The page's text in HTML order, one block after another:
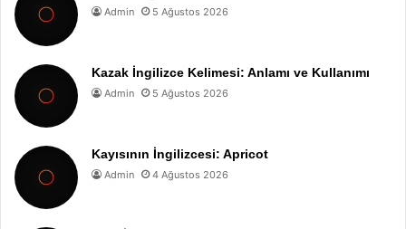
Admin 5 Ağustos 2026
Kazak İngilizce Kelimesi: Anlamı ve Kullanımı
Admin 5 Ağustos 2026
Kayısının İngilizcesi: Apricot
Admin 4 Ağustos 2026